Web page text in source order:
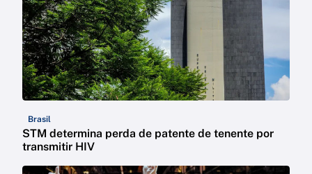
Brasil
STM determina perda de patente de tenente por
transmitir HIV